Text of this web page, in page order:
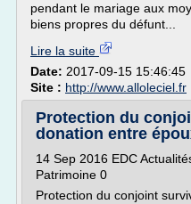
pendant le mariage aux
biens propres du défunt...
Lire la suite
Date: 2017-09-15 15:46:45
Site : http://www.alloleciel.fr
Protection du
donation entre
14 Sep 2016 EDC
Patrimoine 0
Protection du conjoint